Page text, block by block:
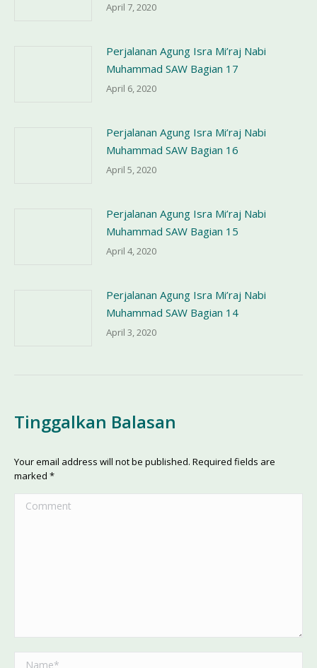
April 7, 2020
Perjalanan Agung Isra Mi’raj Nabi
Muhammad SAW Bagian 17
April 6, 2020
Perjalanan Agung Isra Mi’raj Nabi
Muhammad SAW Bagian 16
April 5, 2020
Perjalanan Agung Isra Mi’raj Nabi
Muhammad SAW Bagian 15
April 4, 2020
Perjalanan Agung Isra Mi’raj Nabi
Muhammad SAW Bagian 14
April 3, 2020
Tinggalkan Balasan
Your email address will not be published. Required fields are
marked *
Comment
Name *